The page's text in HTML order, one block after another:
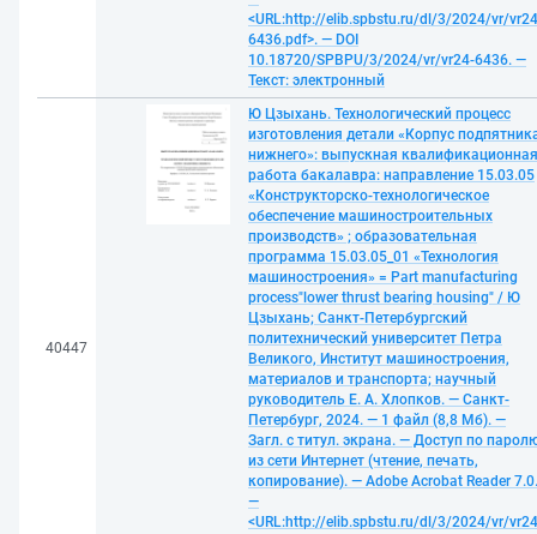
<URL:http://elib.spbstu.ru/dl/3/2024/vr/
6436.pdf>. — DOI
10.18720/SPBPU/3/2024/vr/vr24-6436. —
Текст: электронный
40447
Ю Цзыхань. Технологический процесс
изготовления детали «Корпус
нижнего»: выпускная квалификационная
работа бакалавра: направление 15.03.05
«Конструкторско-технологическое
обеспечение машиностроительных
производств» ; образовательная
программа 15.03.05_01 «Технология
машиностроения» = Part manufacturing
process"lower thrust bearing housing" / Ю
Цзыхань; Санкт-Петербургский
политехнический университет Петра
Великого, Институт машиностроения,
материалов и транспорта; научный
руководитель Е. А. Хлопков. — Санкт-
Петербург, 2024. — 1 файл (8,8 Мб). —
Загл. с титул. экрана. — Доступ по
из сети Интернет (чтение, печать,
копирование). — Adobe Acrobat Reader 7.0.
—
<URL:http://elib.spbstu.ru/dl/3/2024/vr/